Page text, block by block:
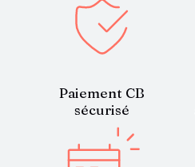
Paiement CB
sécurisé